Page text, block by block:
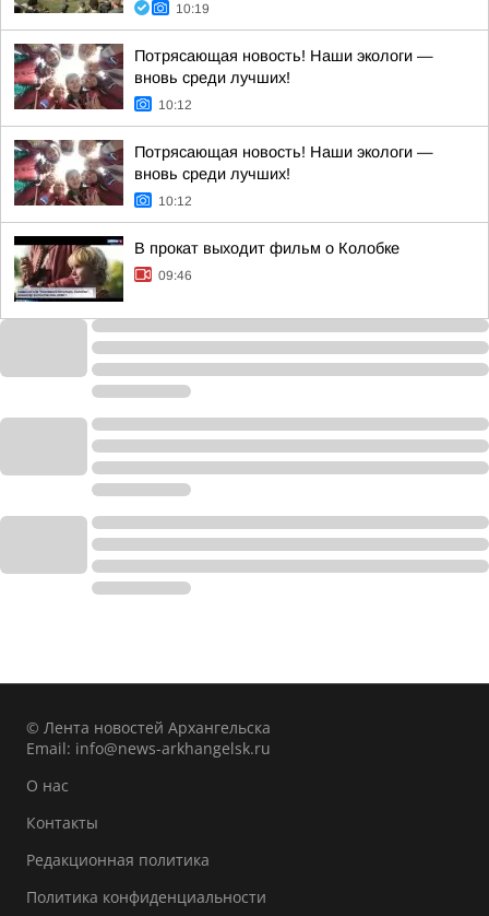
10:19
Потрясающая новость! Наши экологи —
вновь среди лучших!
10:12
Потрясающая новость! Наши экологи —
вновь среди лучших!
10:12
В прокат выходит фильм о Колобке
09:46
© Лента новостей Архангельска
Email: info@news-arkhangelsk.ru
О нас
Контакты
Редакционная политика
Политика конфиденциальности